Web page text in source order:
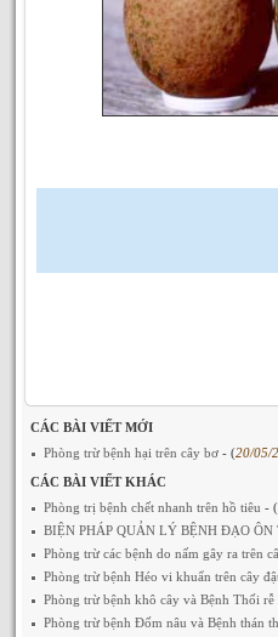
CÁC BÀI VIẾT MỚI
Phòng trừ bệnh hại trên cây bơ - (20/05/
CÁC BÀI VIẾT KHÁC
Phòng trị bệnh chết nhanh trên hồ tiêu - (
BIỆN PHÁP QUẢN LÝ BỆNH ĐẠO ÔN
Phòng trừ các bệnh do nấm gây ra trên
Phòng trừ bệnh Héo vi khuẩn trên cây
Phòng trừ bệnh khô cây và Bệnh Thối rễ
Phòng trừ bệnh Đốm nâu và Bệnh thán